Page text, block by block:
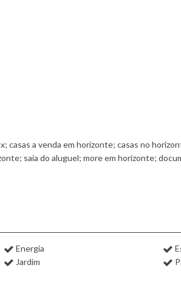
casas a venda em horizonte; casas no
saia do aluguel; more em horizonte;
Energia
Jardim